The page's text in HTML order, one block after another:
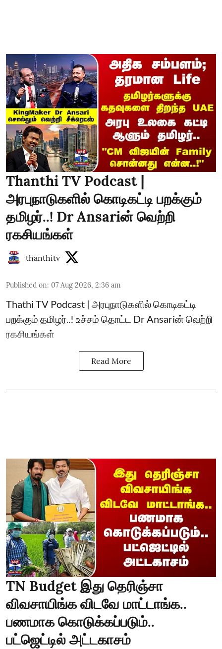
Thanthi TV Podcast |
அரபுநாடுகளில் கொடிகட்டி பறக்கும்
தமிழர்..! Dr Ansariன் வெற்றி
ரகசியங்கள்
thanthitv
Published on: 07 Aug 2026, 2:36 am
Thathi TV Podcast | அரபுநாடுகளில் கொடிகட்டி
பறக்கும் தமிழர்..! உச்சம் தொட்ட Dr Ansariன் வெற்றி
ரகசியங்கள்
Read More
TN Budget இது தெரிஞ்சா
விவசாயிங்க விடவே மாட்டாங்க..
பணமாக கொடுக்கப்படும்..
பட்ஜெட்டில் அட்டகாசம்